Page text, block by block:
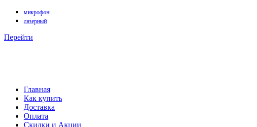
микрофон
лазерный
Перейти
Главная
Как купить
Доставка
Оплата
Скидки и Акции